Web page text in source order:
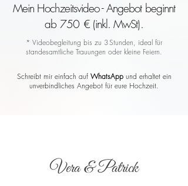
Mein Hochzeitsvideo - Angebot beginnt
ab 750 € (inkl. MwSt).
* Videobegleitung bis zu 3 Stunden, ideal für
standesamtliche Trauungen oder kleine Feiern.
Schreibt mir einfach auf WhatsAppund erhaltet ein
unverbindliches Angebot für eure Hochzeit.
Vera & Patrick